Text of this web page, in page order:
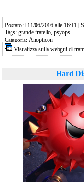
Postato il 11/06/2016 alle 16:11
Tags: grande fratello, psyops
Categoria: Anopticon
Visualizza sulla webgui di
Hard